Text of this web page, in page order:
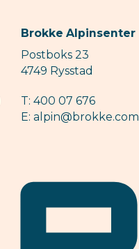
Brokke Alpinsenter
Postboks 23
4749 Rysstad
T: 400 07 676
E: alpin@brokke.com